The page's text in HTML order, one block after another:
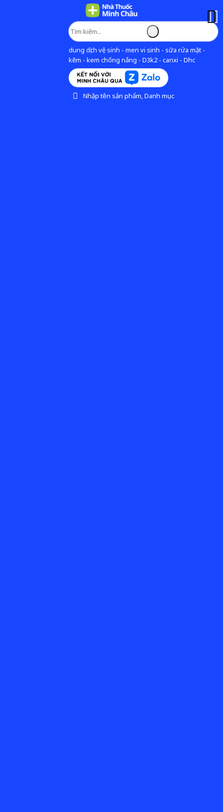
dung dịch vệ sinh - men vi sinh - sữa rửa mặt -
kẽm - kem chống nắng - D3k2 - canxi - Dhc
Nhập tên sản phẩm, Danh mục